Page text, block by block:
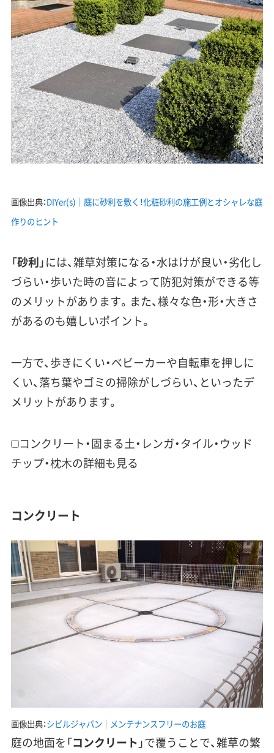
画像出典：DIYer(s)｜庭に砂利を敷く！化粧砂利の施工例とオシャレな庭
作りのヒント
「砂利」には、雑草対策になる・水はけが良い・劣化し
づらい・歩いた時の音によって防犯対策ができる等
のメリットがあります。また、様々な色・形・大きさ
があるのも嬉しいポイント。
一方で、歩きにくい・ベビーカーや自転車を押しに
くい、落ち葉やゴミの掃除がしづらい、といったデ
メリットがあります。
コンクリート・固まる土・レンガ・タイル・ウッド
チップ・枕木の詳細も見る
コンクリート
画像出典：シビルジャパン｜メンテナンスフリーのお庭
庭の地面を「コンクリート 」で覆うことで、雑草の繁